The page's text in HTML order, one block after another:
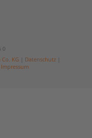
0
KG Datenschutz|
Impressum